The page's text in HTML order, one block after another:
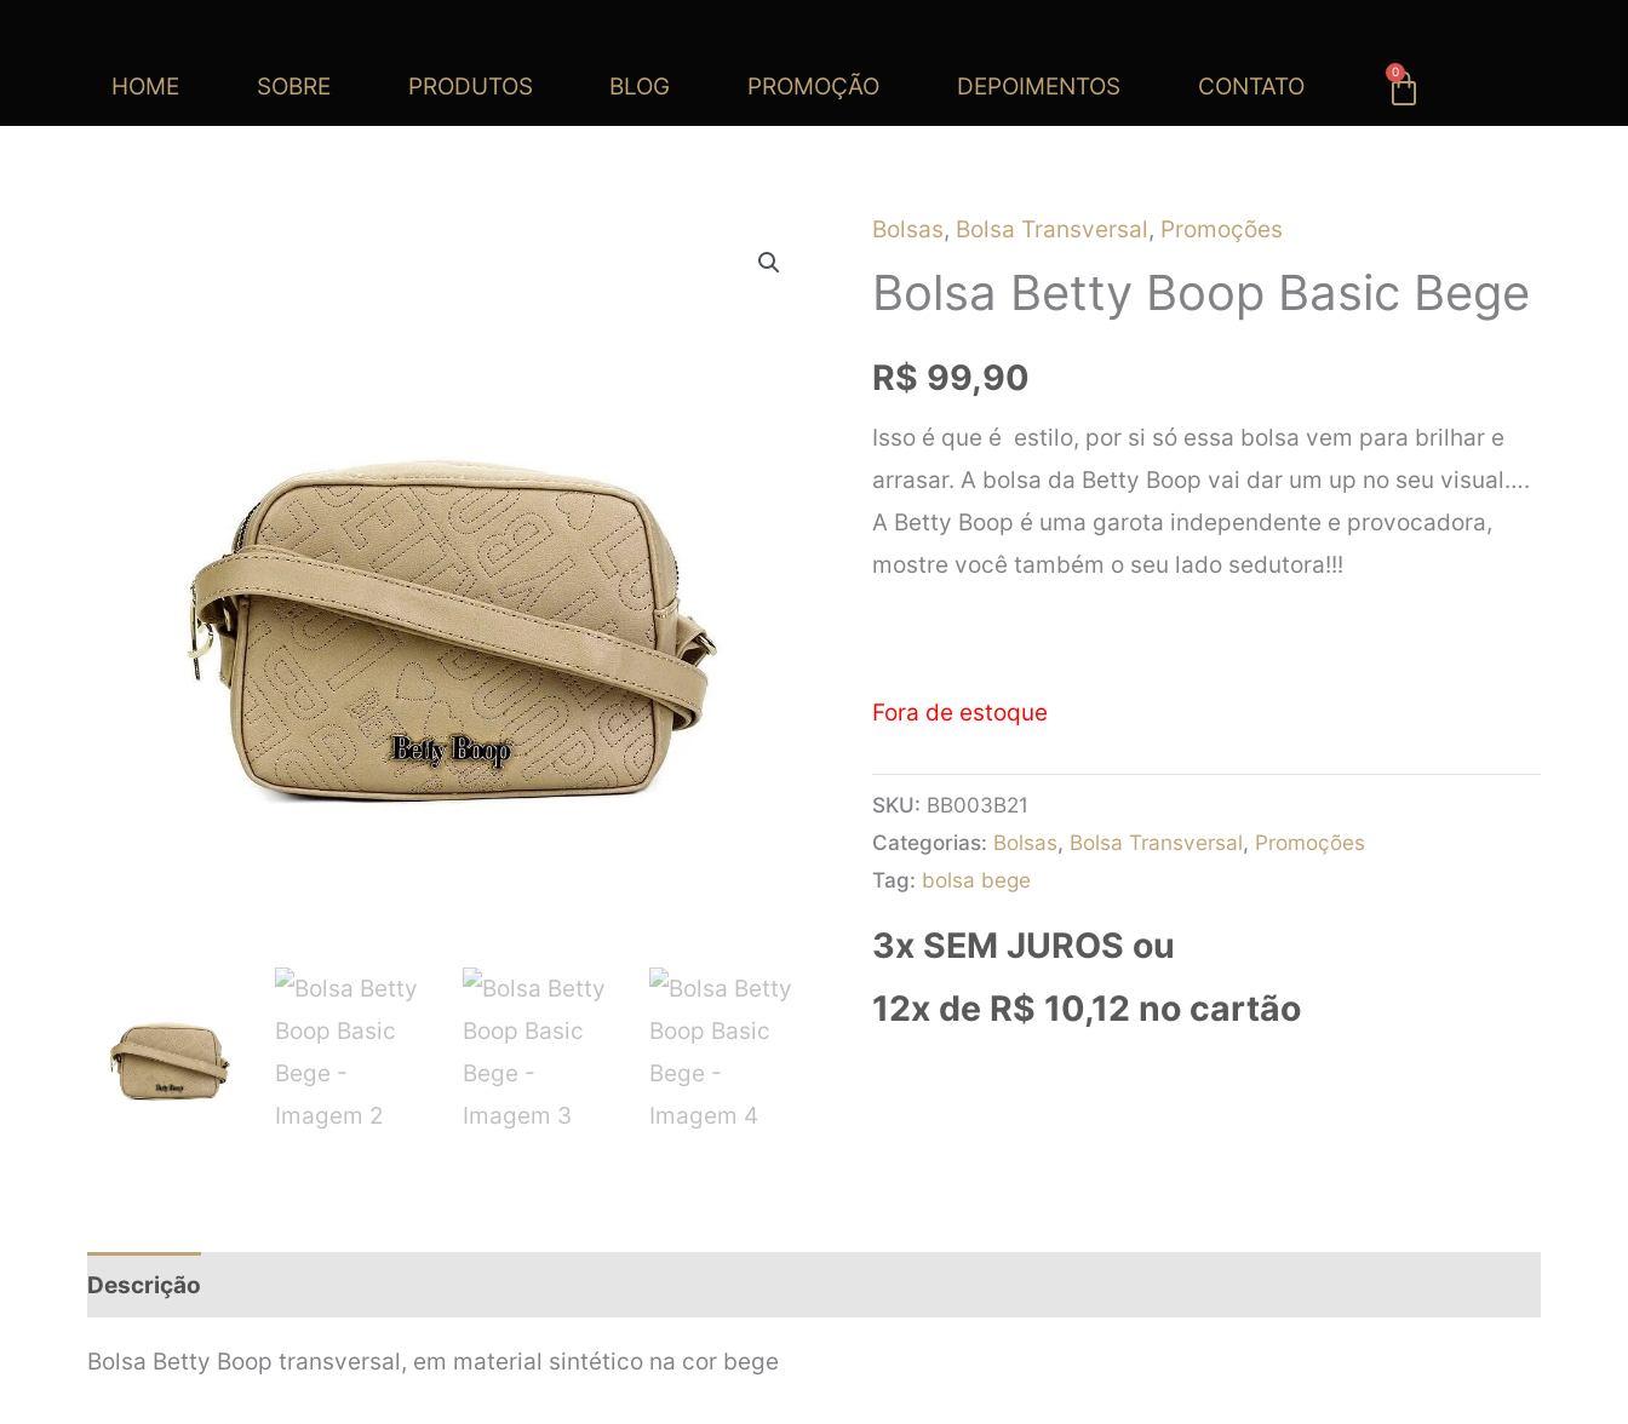
HOME SOBRE PRODUTOS BLOG PROMOÇÃO DEPOIMENTOS CONTATO
0
Carrinho
Bolsas, Bolsa Transversal, Promoções
Bolsa Betty Boop Basic Bege
R$ 99,90
Isso é que é estilo, por si só essa bolsa vem para brilhar e
arrasar. A bolsa da Betty Boop vai dar um up no seu visual….
A Betty Boop é uma garota independente e provocadora,
mostre você também o seu lado sedutora!!!
Fora de estoque
SKU: BB003B21
Categorias: Bolsas, Bolsa Transversal, Promoções
Tag: bolsa bege
3x SEM JUROS ou
12x de R$ 10,12 no cartão
Descrição
Bolsa Betty Boop transversal, em material sintético na cor bege